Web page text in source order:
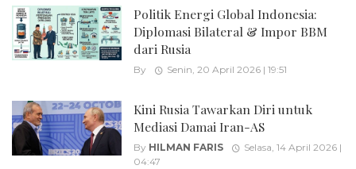
Politik Energi Global Indonesia:
Diplomasi Bilateral & Impor BBM
dari Rusia
By Senin, 20 April 2026 | 19:51
Kini Rusia Tawarkan Diri untuk
Mediasi Damai Iran-AS
By HILMAN FARIS
Selasa, 14 April 2026 |
04:47